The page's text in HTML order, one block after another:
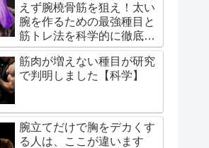
えず腕橈骨筋を狙え！太い
腕を作るための最強種目と
筋トレ法を科学的に徹底解
説！
筋肉が増えない種目が研究
で判明しました【科学】
腕立てだけで胸をデカくす
る人は、ここが違います